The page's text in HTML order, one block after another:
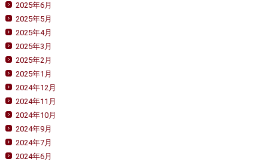
2025年6月
2025年5月
2025年4月
2025年3月
2025年2月
2025年1月
2024年12月
2024年11月
2024年10月
2024年9月
2024年7月
2024年6月